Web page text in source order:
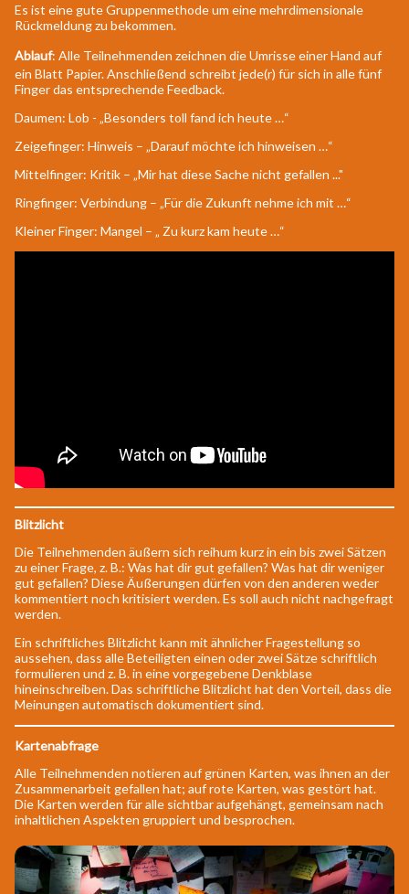
Es ist eine gute Gruppenmethode um eine mehrdimensionale
Rückmeldung zu bekommen.
Ablauf: Alle Teilnehmenden zeichnen die Umrisse einer Hand auf
ein Blatt Papier. Anschließend schreibt jede(r) für sich in alle fünf
Finger das entsprechende Feedback.
Daumen: Lob - „Besonders toll fand ich heute …“
Zeigefinger: Hinweis – „Darauf möchte ich hinweisen …“
Mittelfinger: Kritik – „Mir hat diese Sache nicht gefallen ..."
Ringfinger: Verbindung – „Für die Zukunft nehme ich mit …“
Kleiner Finger: Mangel – „ Zu kurz kam heute …“
Blitzlicht
Die Teilnehmenden äußern sich reihum kurz in ein bis zwei Sätzen
zu einer Frage, z. B.: Was hat dir gut gefallen? Was hat dir weniger
gut gefallen? Diese Äußerungen dürfen von den anderen weder
kommentiert noch kritisiert werden. Es soll auch nicht nachgefragt
werden.
Ein schriftliches Blitzlicht kann mit ähnlicher Fragestellung so
aussehen, dass alle Beteiligten einen oder zwei Sätze schriftlich
formulieren und z. B. in eine vorgegebene Denkblase
hineinschreiben. Das schriftliche Blitzlicht hat den Vorteil, dass die
Meinungen automatisch dokumentiert sind.
Kartenabfrage
Alle Teilnehmenden notieren auf grünen Karten, was ihnen an der
Zusammenarbeit gefallen hat; auf rote Karten, was gestört hat.
Die Karten werden für alle sichtbar aufgehängt, gemeinsam nach
inhaltlichen Aspekten gruppiert und besprochen.